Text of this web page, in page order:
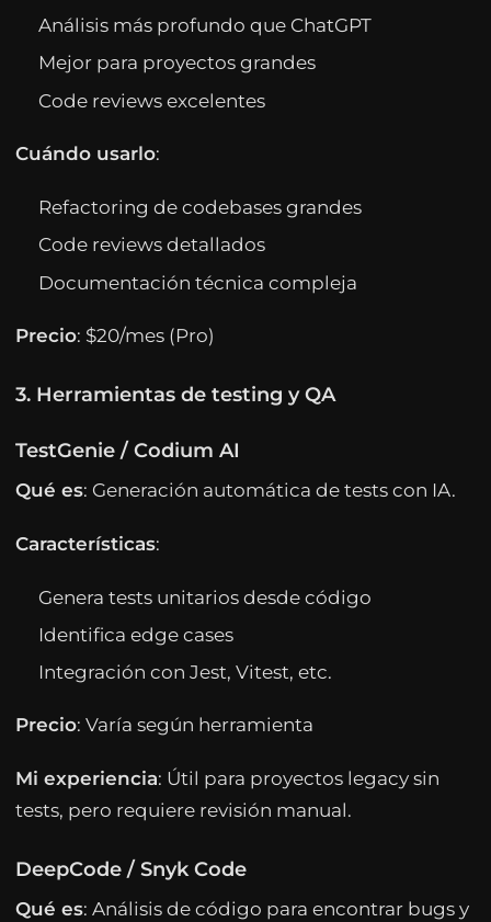
Análisis más profundo que ChatGPT
Mejor para proyectos grandes
Code reviews excelentes
Cuándo usarlo:
Refactoring de codebases grandes
Code reviews detallados
Documentación técnica compleja
Precio: $20/mes (Pro)
3. Herramientas de testing y QA
TestGenie / Codium AI
Qué es: Generación automática de tests con IA.
Características:
Genera tests unitarios desde código
Identifica edge cases
Integración con Jest, Vitest, etc.
Precio: Varía según herramienta
Mi experiencia: Útil para proyectos legacy sin
tests, pero requiere revisión manual.
DeepCode / Snyk Code
Qué es: Análisis de código para encontrar bugs y